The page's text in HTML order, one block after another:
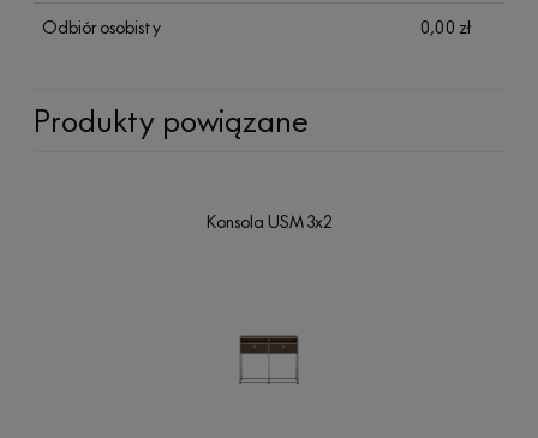
Odbiór osobisty 0,00 zł
Produkty powiązane
Konsola USM 3x2